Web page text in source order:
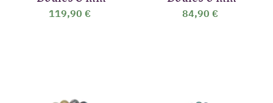
119,90 € 84,90 €